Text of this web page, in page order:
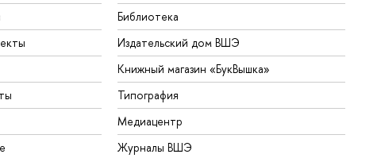
Библиотека
Издательский дом ВШЭ
Книжный магазин «БукВышка»
Типография
Медиацентр
Журналы ВШЭ